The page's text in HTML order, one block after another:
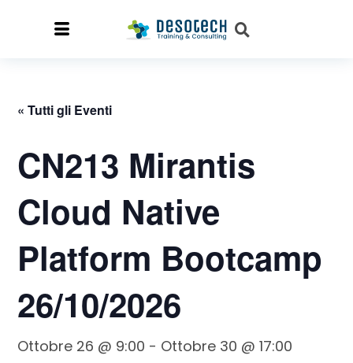
« Tutti gli Eventi
CN213 Mirantis
Cloud Native
Platform Bootcamp
26/10/2026
Ottobre 26 @ 9:00 - Ottobre 30 @ 17:00